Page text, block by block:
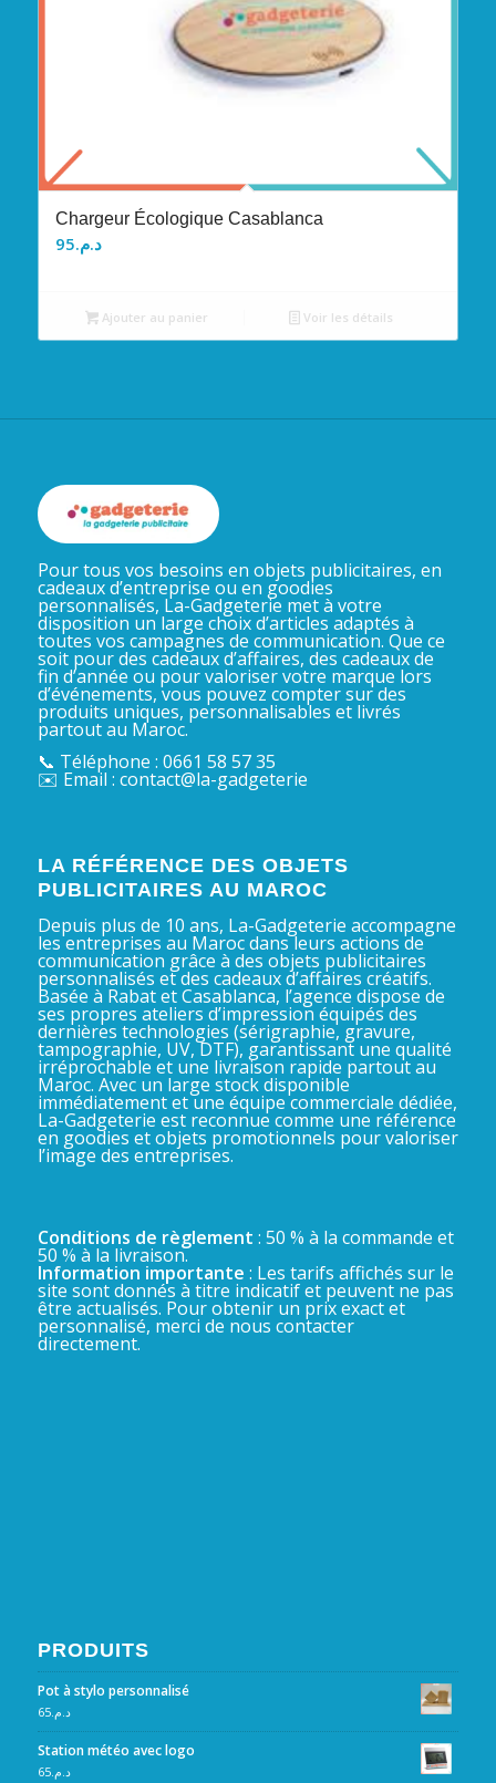
Chargeur Écologique Casablanca
د.م.95
Ajouter au panier Voir les détails
Pour tous vos besoins en objets publicitaires, en
cadeaux d’entreprise ou en goodies
personnalisés, La-Gadgeterie met à votre
disposition un large choix d’articles adaptés à
toutes vos campagnes de communication. Que ce
soit pour des cadeaux d’affaires, des cadeaux de
fin d’année ou pour valoriser votre marque lors
d’événements, vous pouvez compter sur des
produits uniques, personnalisables et livrés
partout au Maroc.
📞 Téléphone : 0661 58 57 35
✉️ Email : contact@la-gadgeterie
LA RÉFÉRENCE DES OBJETS
PUBLICITAIRES AU MAROC
Depuis plus de 10 ans, La-Gadgeterie accompagne
les entreprises au Maroc dans leurs actions de
communication grâce à des objets publicitaires
personnalisés et des cadeaux d’affaires créatifs.
Basée à Rabat et Casablanca, l’agence dispose de
ses propres ateliers d’impression équipés des
dernières technologies (sérigraphie, gravure,
tampographie, UV, DTF), garantissant une qualité
irréprochable et une livraison rapide partout au
Maroc. Avec un large stock disponible
immédiatement et une équipe commerciale dédiée,
La-Gadgeterie est reconnue comme une référence
en goodies et objets promotionnels pour valoriser
l’image des entreprises.
Conditions de règlement : 50 % à la commande et
50 % à la livraison.
Information importante : Les tarifs affichés sur le
site sont donnés à titre indicatif et peuvent ne pas
être actualisés. Pour obtenir un prix exact et
personnalisé, merci de nous contacter
directement.
PRODUITS
Pot à stylo personnalisé
د.م.65
Station météo avec logo
د.م.65